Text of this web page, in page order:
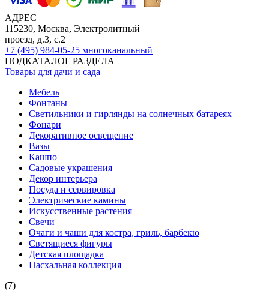
АДРЕС
115230, Москва, Электролитный
проезд, д.3, с.2
+7 (495) 984-05-25 многоканальный
ПОДКАТАЛОГ РАЗДЕЛА
Товары для дачи и сада
Мебель
Фонтаны
Светильники и гирлянды на солнечных батареях
Фонари
Декоративное освещение
Вазы
Кашпо
Садовые украшения
Декор интерьера
Посуда и сервировка
Электрические камины
Искусственные растения
Свечи
Очаги и чаши для костра, гриль, барбекю
Светящиеся фигуры
Детская площадка
Пасхальная коллекция
(7)